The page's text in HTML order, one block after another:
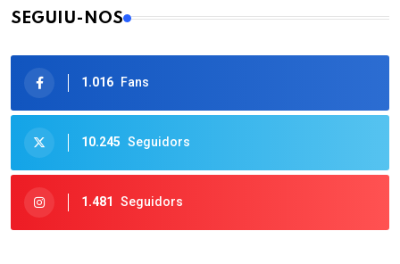
SEGUIU-NOS
1.016 Fans
10.245 Seguidors
1.481 Seguidors